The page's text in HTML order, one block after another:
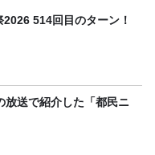
514回目のターン！
放送で紹介した「都民ニ